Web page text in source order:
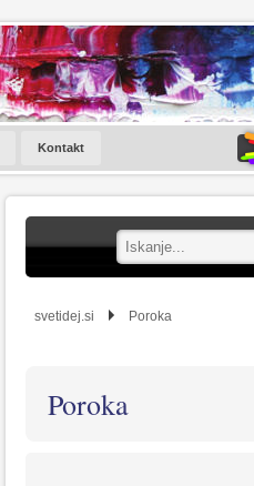
Kontakt
svetidej.si Poroka
Poroka